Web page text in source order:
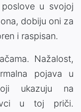
u svojoj
dobiju oni za
i raspisan.
Nažalost,
pojava u
ukazuju na
u toj priči.